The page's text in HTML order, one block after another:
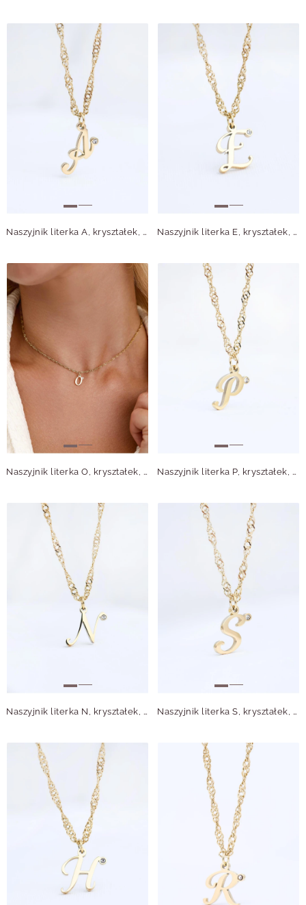
Naszyjnik literka A, kryształek, stal pozłacana S315631Z00 Naszyjnik literka E, kryształek, stal pozłacana S315635Z00
Naszyjnik literka O, kryształek, stal pozłacana S315642Z00 Naszyjnik literka P, kryształek, stal pozłacana S315643Z00
Naszyjnik literka N, kryształek, stal pozłacana S315641Z00 Naszyjnik literka S, kryształek, stal pozłacana S315645Z00